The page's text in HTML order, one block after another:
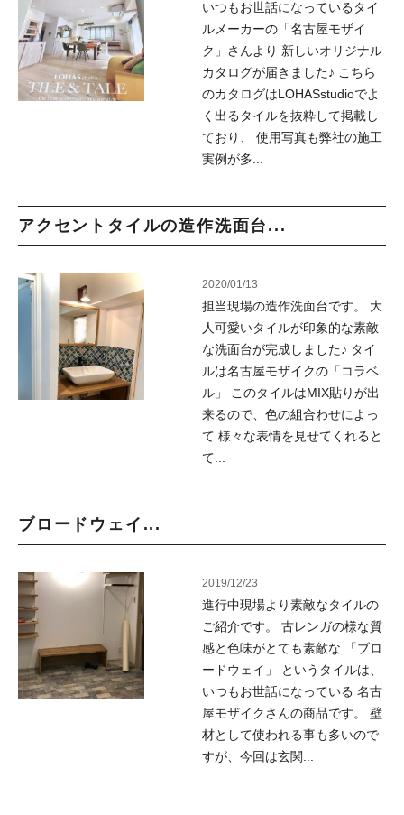
いつもお世話になっているタイ
ルメーカーの「名古屋モザイ
ク」さんより 新しいオリジナル
カタログが届きました♪ こちら
のカタログはLOHASstudioでよ
く出るタイルを抜粋して掲載し
ており、 使用写真も弊社の施工
実例が多...
アクセントタイルの造作洗面台...
2020/01/13
担当現場の造作洗面台です。 大
人可愛いタイルが印象的な素敵
な洗面台が完成しました♪ タイ
ルは名古屋モザイクの「コラベ
ル」 このタイルはMIX貼りが出
来るので、色の組合わせによっ
て 様々な表情を見せてくれると
て...
ブロードウェイ...
2019/12/23
進行中現場より素敵なタイルの
ご紹介です。 古レンガの様な質
感と色味がとても素敵な 「ブロ
ードウェイ」 というタイルは、
いつもお世話になっている 名古
屋モザイクさんの商品です。 壁
材として使われる事も多いので
すが、今回は玄関...